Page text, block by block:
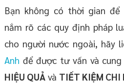
Bạn không có thời gian để
nắm rõ các quy định pháp
cho người nước ngoài, hãy
Anh để được tư vấn và
HIỆU QUẢ và TIẾT KIỆM CHI